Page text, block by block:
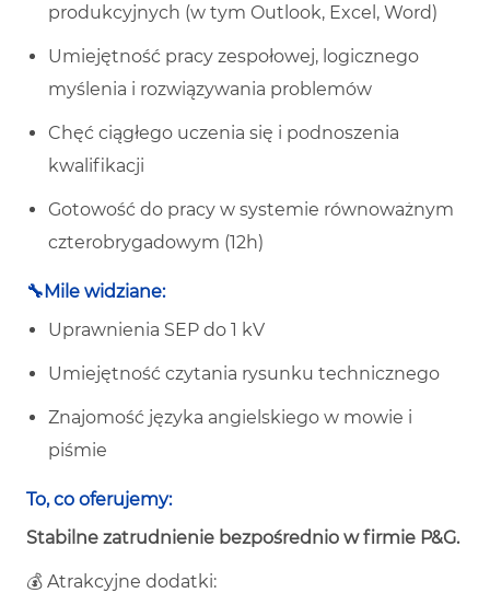
produkcyjnych (w tym Outlook, Excel, Word)
Umiejętność pracy zespołowej, logicznego
myślenia i rozwiązywania problemów
Chęć ciągłego uczenia się i podnoszenia
kwalifikacji
Gotowość do pracy w systemie równoważnym
czterobrygadowym (12h)
🔧Mile widziane:
Uprawnienia SEP do 1 kV
Umiejętność czytania rysunku technicznego
Znajomość języka angielskiego w mowie i
piśmie
To, co oferujemy:
Stabilne zatrudnienie bezpośrednio w firmie P&G.
💰 Atrakcyjne dodatki: